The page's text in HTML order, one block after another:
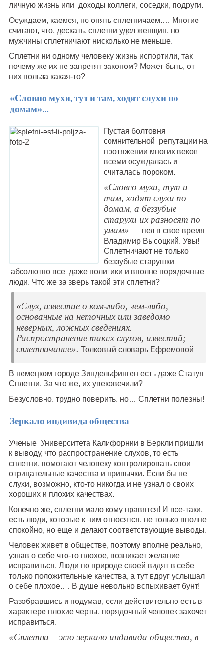
личную жизнь или доходы коллеги, соседки, подруги.
Осуждаем, каемся, но опять сплетничаем.… Многие
считают, что, дескать, сплетни удел женщин, но
мужчины сплетничают нисколько не меньше.
Сплетни ни одному человеку жизнь испортили, так
почему же их не запретят законом? Может быть, от
них польза какая-то?
«Словно мухи, тут и там, ходят слухи по
домам»…
Пустая болтовня
сомнительной репутации на
протяжении многих веков
всеми осуждалась и
считалась пороком.
«Словно мухи, тут и
там, ходят слухи по
домам, а беззубые
старухи их разносят по
умам» —пел в свое время
Владимир Высоцкий. Увы!
Сплетничают не только
беззубые старушки,
абсолютно все, даже политики и вполне порядочные
люди. Что же за зверь такой эти сплетни?
«Слух, известие о ком-либо, чем-либо,
основанные на неточных или заведомо
неверных, ложных сведениях.
Распространение таких слухов, известий;
сплетничание». Толковый словарь Ефремовой
В немецком городе Зиндельфинген есть даже Статуя
Сплетни. За что же, их увековечили?
Безусловно, трудно поверить, но… Сплетни полезны!
Зеркало индивида общества
Ученые Университета Калифорнии в Беркли пришли
к выводу, что распространение слухов, то есть
сплетни, помогают человеку контролировать свои
отрицательные качества и привычки. Если бы не
слухи, возможно, кто-то никогда и не узнал о своих
хороших и плохих качествах.
Конечно же, сплетни мало кому нравятся! И все-таки,
есть люди, которые к ним относятся, не только вполне
спокойно, но еще и делают соответствующие выводы.
Человек живет в обществе, поэтому вполне реально,
узнав о себе что-то плохое, возникает желание
исправиться. Люди по природе своей видят в себе
только положительные качества, а тут вдруг услышал
о себе плохое.… В душе невольно вспыхивает бунт!
Разобравшись и подумав, если действительно есть в
характере плохие черты, порядочный человек захочет
исправиться.
«Сплетни – это зеркало индивида общества, в